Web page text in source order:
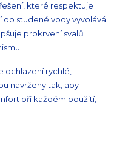
které respektuje
do studené vody vyvolává
prokrvení svalů
ochlazení rychlé,
navrženy tak, aby
při každém použití,